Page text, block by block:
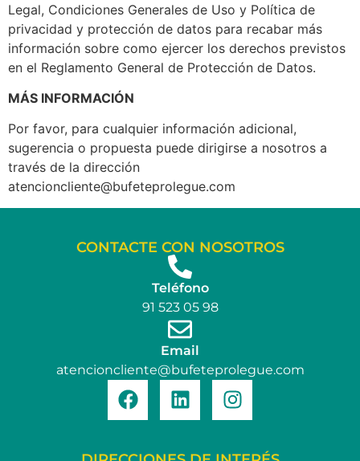
Legal, Condiciones Generales de Uso y Política de
privacidad y protección de datos para recabar más
información sobre como ejercer los derechos previstos
en el Reglamento General de Protección de Datos.
MÁS INFORMACIÓN
Por favor, para cualquier información adicional,
sugerencia o propuesta puede dirigirse a nosotros a
través de la dirección
atencioncliente@bufeteprolegue.com
CONTACTE CON NOSOTROS
Teléfono
91 523 05 98
Email
atencioncliente@bufeteprolegue.com